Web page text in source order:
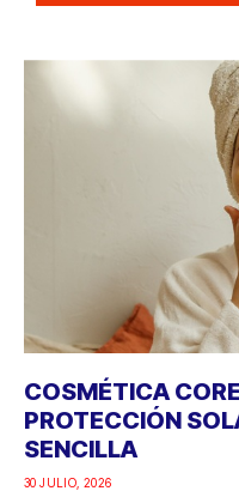
COSMÉTICA
PROTECCIÓN
SENCILLA
30 JULIO, 2026